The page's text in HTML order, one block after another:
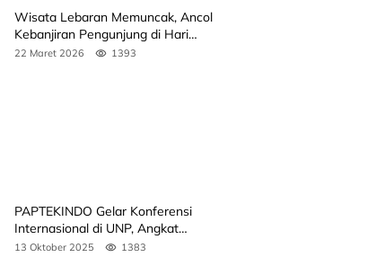
Wisata Lebaran Memuncak, Ancol
Kebanjiran Pengunjung di Hari
Kedua
22 Maret 2026 1393
PAPTEKINDO Gelar Konferensi
Internasional di UNP, Angkat
Kolaborasi Pendidikan Vokasi,
13 Oktober 2025 1383